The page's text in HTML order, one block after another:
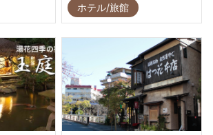
ホテル/旅館